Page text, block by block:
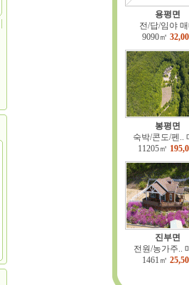
용평면
전/답/임야
9090㎡
봉평면
숙박/콘도/펜..
11205㎡
진부면
전원/농가주..
1461㎡